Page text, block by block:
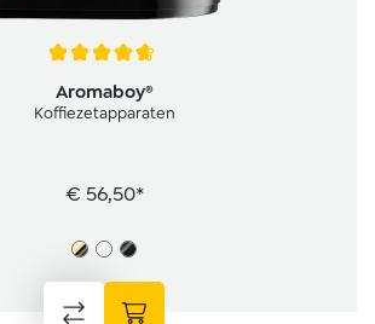
Aromaboy®
Koffiezetapparaten
€ 56,50*